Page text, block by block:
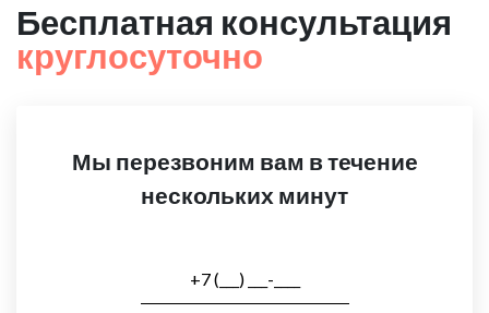
Бесплатная консультация
круглосуточно
Мы перезвоним вам в течение
нескольких минут